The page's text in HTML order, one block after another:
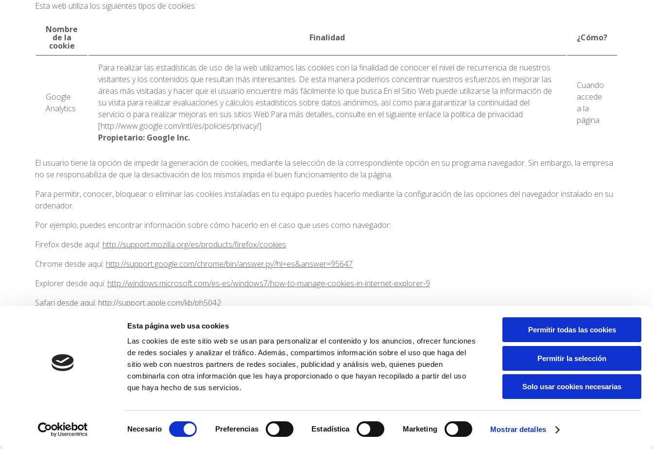
Esta página web usa cookies
Las cookies de este sitio web se usan para personalizar el contenido y los anuncios, ofrecer funciones
de redes sociales y analizar el tráfico. Además, compartimos información sobre el uso que haga del
sitio web con nuestros partners de redes sociales, publicidad y análisis web, quienes pueden
combinarla con otra información que les haya proporcionado o que hayan recopilado a partir del uso
que haya hecho de sus servicios.
Necesario Preferencias Estadística Marketing Mostrar detalles
Permitir todas las cookies
Permitir la selección
Solo usar cookies necesarias
Esta web utiliza los siguientes tipos de cookies:
Nombre
de la
cookie
Finalidad ¿Cómo?
Google
Analytics
Para realizar las estadísticas de uso de la web utilizamos las cookies con la finalidad de conocer el nivel de recurrencia de nuestros
visitantes y los contenidos que resultan más interesantes. De esta manera podemos concentrar nuestros esfuerzos en mejorar las
áreas más visitadas y hacer que el usuario encuentre más fácilmente lo que busca.En el Sitio Web puede utilizarse la información de
su visita para realizar evaluaciones y cálculos estadísticos sobre datos anónimos, así como para garantizar la continuidad del
servicio o para realizar mejoras en sus sitios Web.Para más detalles, consulte en el siguiente enlace la política de privacidad
[http://www.google.com/intl/es/policies/privacy/]
Propietario: Google Inc.
Cuando
accede
a la
página
El usuario tiene la opción de impedir la generación de cookies, mediante la selección de la correspondiente opción en su programa navegador. Sin embargo, la empresa
no se responsabiliza de que la desactivación de los mismos impida el buen funcionamiento de la página.
Para permitir, conocer, bloquear o eliminar las cookies instaladas en tu equipo puedes hacerlo mediante la configuración de las opciones del navegador instalado en su
ordenador.
Por ejemplo, puedes encontrar información sobre cómo hacerlo en el caso que uses como navegador:
Firefox desde aquí: http://support.mozilla.org/es/products/firefox/cookies
Chrome desde aquí: http://support.google.com/chrome/bin/answer.py?hl=es&answer=95647
Explorer desde aquí: http://windows.microsoft.com/es-es/windows7/how-to-manage-cookies-in-internet-explorer-9
Safari desde aquí: http://support.apple.com/kb/ph5042
http://help.opera.com/Windows/11.50/es-ES/cookies.html
03015 Alicante
965.126.499
1